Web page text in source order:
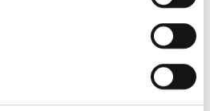
die Crème Caramel,